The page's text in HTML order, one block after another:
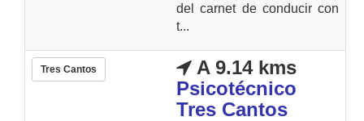
del carnet de conducir con
t...
Tres Cantos
A 9.14 kms
Psicotécnico
Tres Cantos